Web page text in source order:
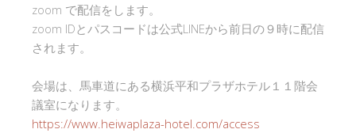
zoom で配信をします。
zoom IDとパスコードは公式LINEから前日の９時に配信
されます。
会場は、馬車道にある横浜平和プラザホテル１１階会
議室になります。
https://www.heiwaplaza-hotel.com/access